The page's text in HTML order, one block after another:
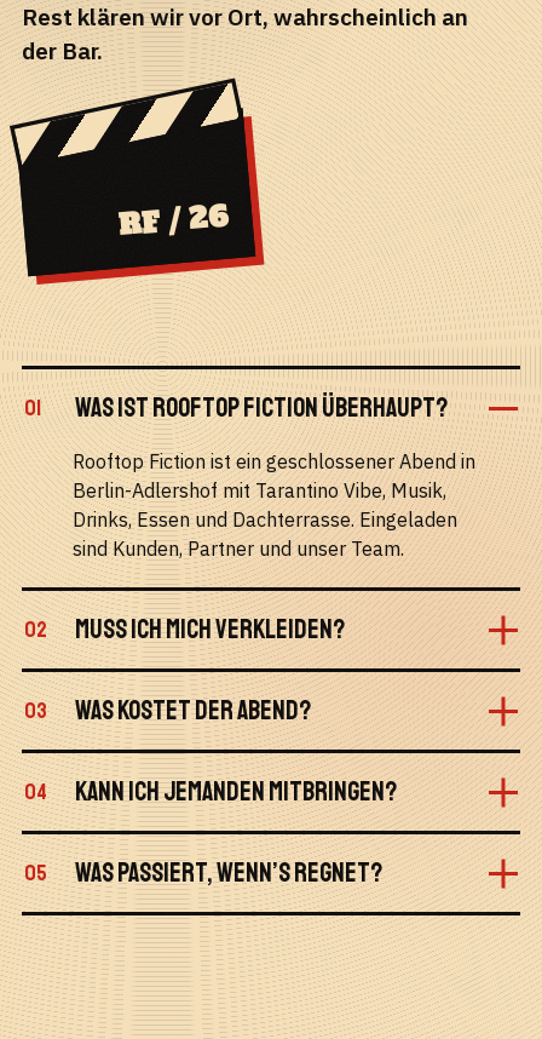
Rest klären wir vor Ort, wahrscheinlich an
der Bar.
RF / 26
01 WAS IST ROOFTOP FICTION ÜBERHAUPT?
Rooftop Fiction ist ein geschlossener Abend in
Berlin-Adlershof mit Tarantino Vibe, Musik,
Drinks, Essen und Dachterrasse. Eingeladen
sind Kunden, Partner und unser Team.
02 MUSS ICH MICH VERKLEIDEN?
03 WAS KOSTET DER ABEND?
04 KANN ICH JEMANDEN MITBRINGEN?
05 WAS PASSIERT, WENN’S REGNET?